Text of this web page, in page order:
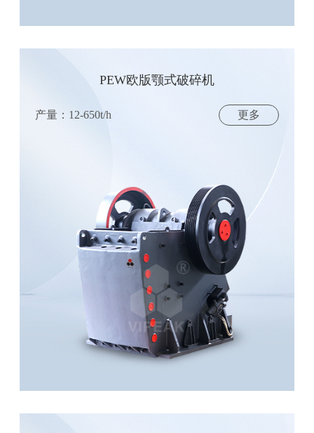
PEW欧版颚式破碎机
产量：12-650t/h 更多